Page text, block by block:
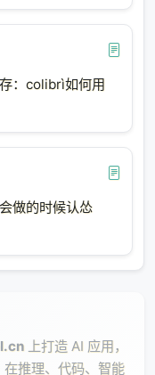
：colibrì如何用
做的时候认怂
上打造 AI 应用，
在推理、代码、智能